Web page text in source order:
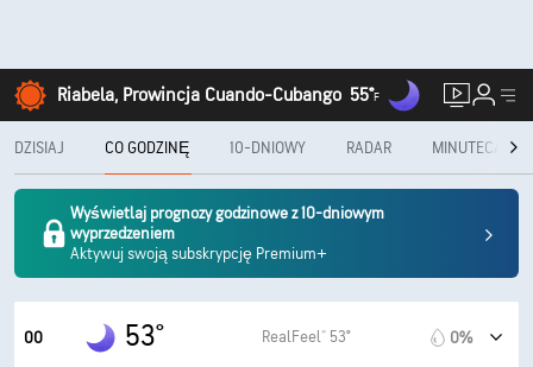
Riabela, Prowincja Cuando-Cubango 55°F
DZISIAJ CO GODZINĘ 10-DNIOWY RADAR MINUTECAST®
Wyświetlaj prognozy godzinowe z 10-dniowym
wyprzedzeniem
Aktywuj swoją subskrypcję Premium+
00 53° RealFeel® 53° 0%